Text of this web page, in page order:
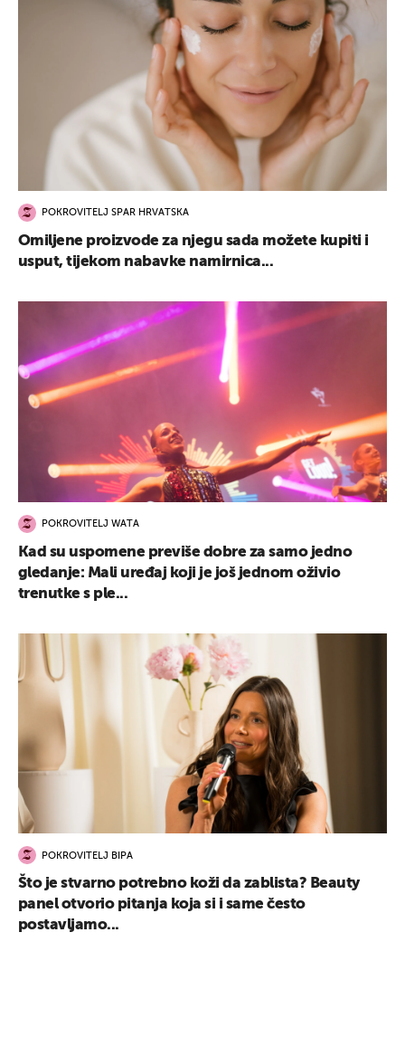
POKROVITELJ SPAR HRVATSKA
Omiljene proizvode za njegu sada možete kupiti i
usput, tijekom nabavke namirnica...
POKROVITELJ WATA
Kad su uspomene previše dobre za samo jedno
gledanje: Mali uređaj koji je još jednom oživio
trenutke s ple...
POKROVITELJ BIPA
Što je stvarno potrebno koži da zablista? Beauty
panel otvorio pitanja koja si i same često
postavljamo...